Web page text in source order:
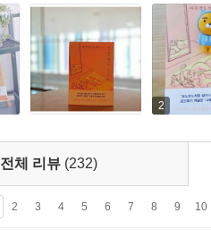
2
전체 리뷰 (232)
2 3 4 5 6 7 8 9 10